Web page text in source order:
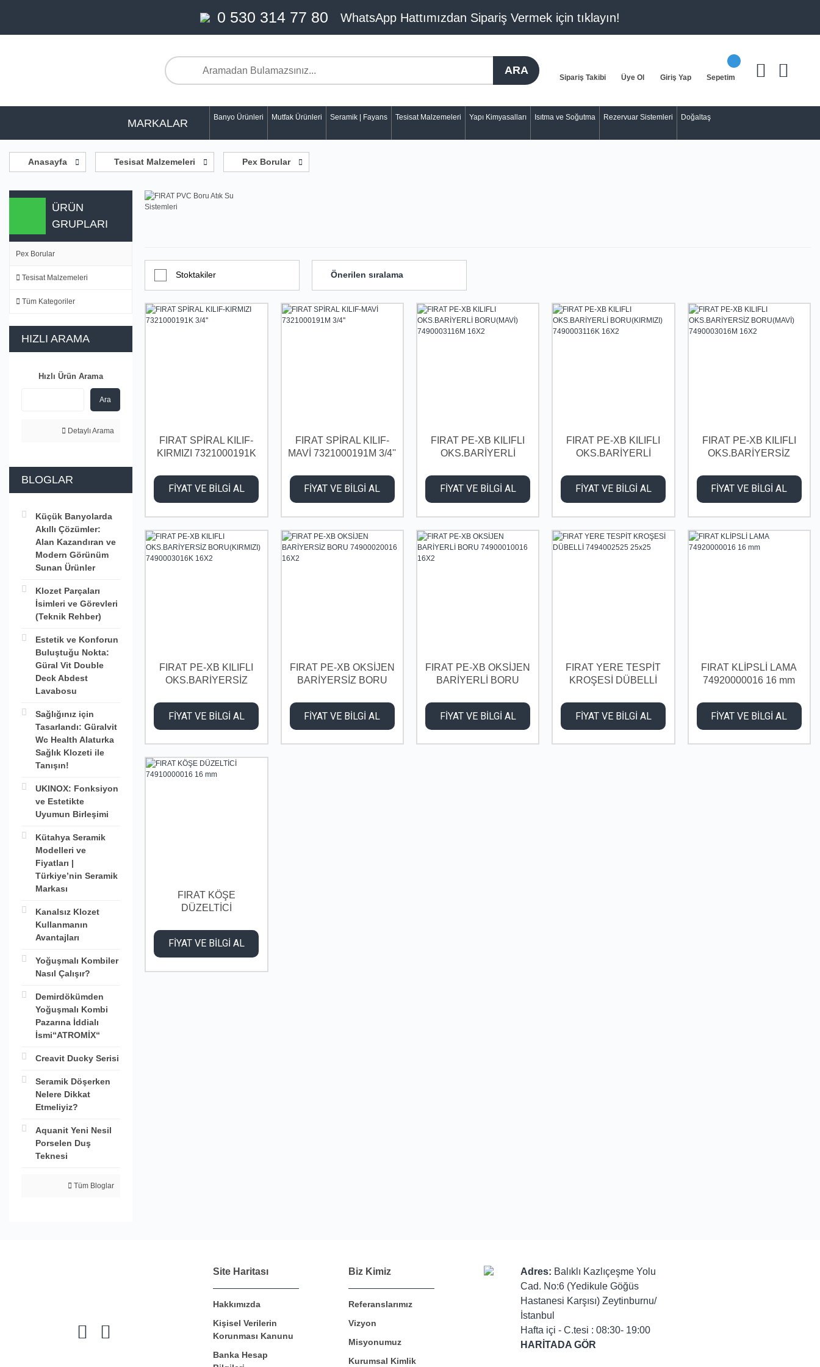
0 530 314 77 80 WhatsApp Hattımızdan Sipariş Vermek için tıklayın!
ARA
Sipariş Takibi Üye Ol Giriş Yap Sepetim
MARKALAR Banyo Ürünleri Mutfak Ürünleri Seramik | Fayans Tesisat Malzemeleri Yapı Kimyasalları Isıtma ve Soğutma Rezervuar Sistemleri Doğaltaş
Anasayfa Tesisat Malzemeleri Pex Borular
ÜRÜN
GRUPLARI
Pex Borular
Tesisat Malzemeleri
Tüm Kategoriler
HIZLI ARAMA
Hızlı Ürün Arama
Ara
Detaylı Arama
BLOGLAR
Küçük Banyolarda
Akıllı Çözümler:
Alan Kazandıran ve
Modern Görünüm
Sunan Ürünler
Klozet Parçaları
İsimleri ve Görevleri
(Teknik Rehber)
Estetik ve Konforun
Buluştuğu Nokta:
Güral Vit Double
Deck Abdest
Lavabosu
Sağlığınız için
Tasarlandı: Güralvit
Wc Health Alaturka
Sağlık Klozeti ile
Tanışın!
UKINOX: Fonksiyon
ve Estetikte
Uyumun Birleşimi
Kütahya Seramik
Modelleri ve
Fiyatları |
Türkiye’nin Seramik
Markası
Kanalsız Klozet
Kullanmanın
Avantajları
Yoğuşmalı Kombiler
Nasıl Çalışır?
Demirdökümden
Yoğuşmalı Kombi
Pazarına İddialı
İsmi“ATROMİX“
Creavit Ducky Serisi
Seramik Döşerken
Nelere Dikkat
Etmeliyiz?
Aquanit Yeni Nesil
Porselen Duş
Teknesi
Tüm Bloglar
Stoktakiler
FIRAT SPİRAL KILIF-
KIRMIZI 7321000191K
FİYAT VE BİLGİ AL
FIRAT SPİRAL KILIF-
MAVİ 7321000191M 3/4''
FİYAT VE BİLGİ AL
FIRAT PE-XB KILIFLI
OKS.BARİYERLİ
7490003116M 16X2
FİYAT VE BİLGİ AL
FIRAT PE-XB KILIFLI
OKS.BARİYERLİ
7490003116K 16X2
FİYAT VE BİLGİ AL
FIRAT PE-XB KILIFLI
OKS.BARİYERSİZ
7490003016M 16X2
FİYAT VE BİLGİ AL
FIRAT PE-XB KILIFLI
OKS.BARİYERSİZ
7490003016K 16X2
FİYAT VE BİLGİ AL
FIRAT PE-XB OKSİJEN
BARİYERSİZ BORU
FİYAT VE BİLGİ AL
FIRAT PE-XB OKSİJEN
BARİYERLİ BORU
FİYAT VE BİLGİ AL
FIRAT YERE TESPİT
KROŞESİ DÜBELLİ
FİYAT VE BİLGİ AL
FIRAT KLİPSLİ LAMA
74920000016 16 mm
FİYAT VE BİLGİ AL
FIRAT KÖŞE
DÜZELTİCİ
FİYAT VE BİLGİ AL
Site Haritası
Hakkımızda
Kişisel Verilerin
Korunması Kanunu
Banka Hesap
Biz Kimiz
Referanslarımız
Vizyon
Misyonumuz
Kurumsal Kimlik
Adres: Balıklı Kazlıçeşme Yolu
Cad. No:6 (Yedikule Göğüs
Hastanesi Karşısı) Zeytinburnu/
İstanbul
Hafta içi - C.tesi : 08:30- 19:00
HARİTADA GÖR